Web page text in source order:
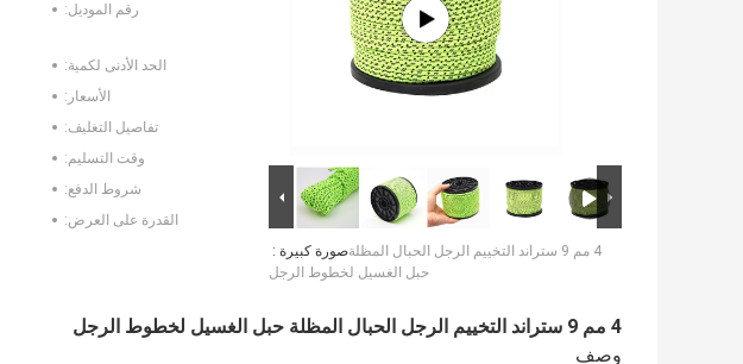
صورة كبيرة :4 مم 9 ستراند التخييم الرجل الحبال المظلة
حبل الغسيل لخطوط الرجل
رقم الموديل:
الحد الأدنى لكمية:
الأسعار:
تفاصيل التغليف:
وقت التسليم:
شروط الدفع:
القدرة على العرض:
4 مم 9 ستراند التخييم الرجل الحبال المظلة حبل الغسيل لخطوط الرجل
وصف